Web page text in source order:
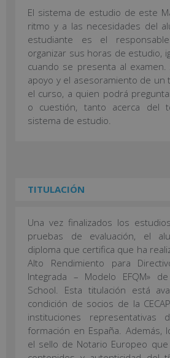
El sistema de estudio de este
ritmo y a las necesidades del
estudiante es el
organizar sus horas de estudio,
cuando se presenta al
apoyo y el asesoramiento de
el curso, a quien podrá
o cuestión, tanto acerca del
sistema de estudio.
TITULACIÓN
Una vez finalizados los
pruebas de evaluación, el
diploma que certifica que ha
Alto Rendimiento para
Integrada – Modelo EFQM»
School. Esta titulación está
condición de socios de la
instituciones
formación en España. Además,
el sello de Notario Europeo